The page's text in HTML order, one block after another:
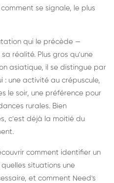
se signale, le plus
qui le précède —
réalité. Plus gros qu'une
asiatique, il se distingue par
: une activité au crépuscule,
le soir, une préférence pour
rurales. Bien
c'est déjà la moitié du
comment identifier un
situations une
et comment Need's